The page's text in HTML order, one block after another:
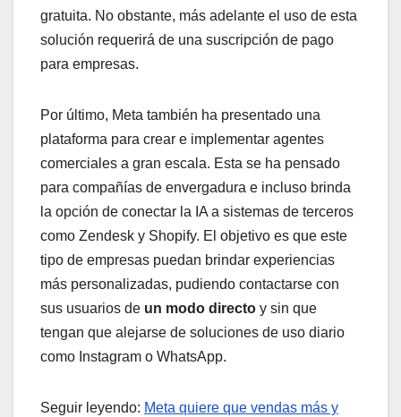
gratuita. No obstante, más adelante el uso de esta
solución requerirá de una suscripción de pago
para empresas.
Por último, Meta también ha presentado una
plataforma para crear e implementar agentes
comerciales a gran escala. Esta se ha pensado
para compañías de envergadura e incluso brinda
la opción de conectar la IA a sistemas de terceros
como Zendesk y Shopify. El objetivo es que este
tipo de empresas puedan brindar experiencias
más personalizadas, pudiendo contactarse con
sus usuarios de un modo directo y sin que
tengan que alejarse de soluciones de uso diario
como Instagram o WhatsApp.
Seguir leyendo: Meta quiere que vendas más y